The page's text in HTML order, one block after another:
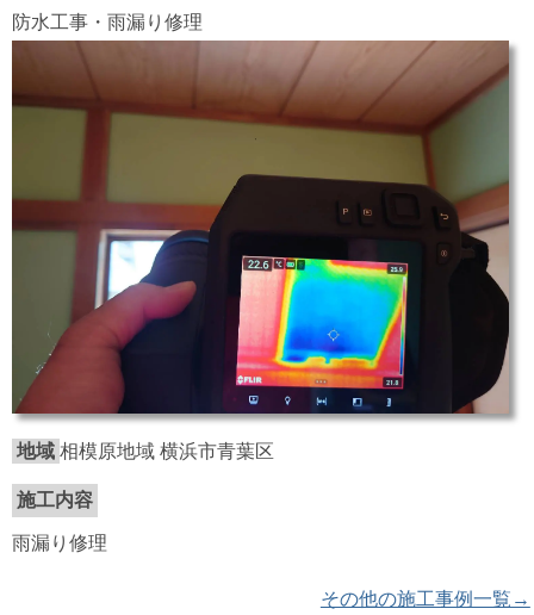
防水工事・雨漏り修理
地域 相模原地域 横浜市青葉区
施工内容
雨漏り修理
その他の施工事例一覧→